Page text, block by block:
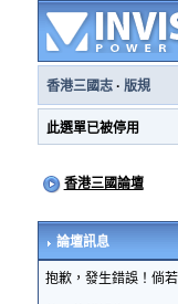
香港三國志· 版規
此選單已被停用
香港三國論壇
論壇訊息
抱歉，發生錯誤！倘